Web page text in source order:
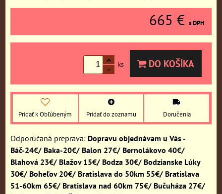
665 € s DPH
ks DO KOŠÍKA
Pridať k Obľúbeným Pridať do zoznamu Doručenia
Dopravu objednávam u Vás -
Báč-24€/ Baka-20€/ Balon 27€/ Bernolákovo 40€/
Blahová 23€/ Blažov 15€/ Bodza 30€/ Bodzianske Lúky
30€/ Boheľov 20€/ Bratislava do 50km 55€/ Bratislava
51-60km 65€/ Bratislava nad 60km 75€/ Bučuháza 27€/